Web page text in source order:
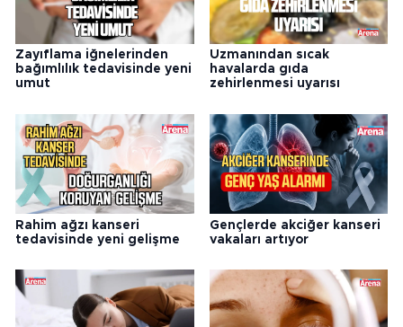
Zayıflama iğnelerinden
bağımlılık tedavisinde yeni
umut
Uzmanından sıcak
havalarda gıda
zehirlenmesi uyarısı
Rahim ağzı kanseri
tedavisinde yeni gelişme
Gençlerde akciğer kanseri
vakaları artıyor